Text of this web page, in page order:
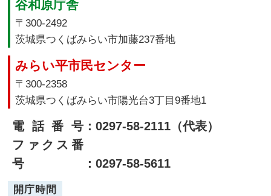
谷和原庁舎
〒300-2492
茨城県つくばみらい市加藤237番地
みらい平市民センター
〒300-2358
茨城県つくばみらい市陽光台3丁目9番地1
電話番号：0297-58-2111（代表）
ファクス番
号
：0297-58-5611
開庁時間